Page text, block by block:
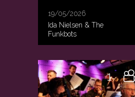
19/05/2026
Ida Nielsen & The
Funkbots
1